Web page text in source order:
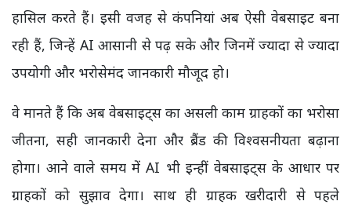
हासिल करते हैं। इसी वजह से कंपनियां अब ऐसी वेबसाइट बना
रही हैं, जिन्हें AI आसानी से पढ़ सके और जिनमें ज्यादा से ज्यादा
उपयोगी और भरोसेमंद जानकारी मौजूद हो।
वे मानते हैं कि अब वेबसाइट्स का असली काम ग्राहकों का भरोसा
जीतना, सही जानकारी देना और ब्रैंड की विश्वसनीयता बढ़ाना
होगा। आने वाले समय में AI भी इन्हीं वेबसाइट्स के आधार पर
ग्राहकों को सुझाव देगा। साथ ही ग्राहक खरीदारी से पहले